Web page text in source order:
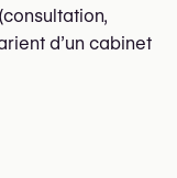
d’un cabinet